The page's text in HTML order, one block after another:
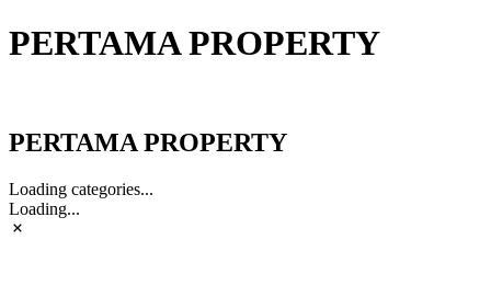
PERTAMA PROPERTY
PERTAMA PROPERTY
Loading categories...
Loading...